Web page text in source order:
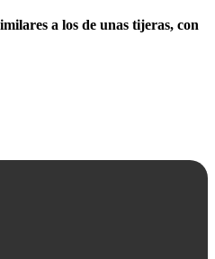
a los de unas tijeras, con